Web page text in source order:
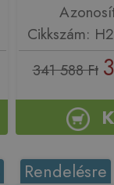
Cikkszám:
341 588 Ft
Rendelésre